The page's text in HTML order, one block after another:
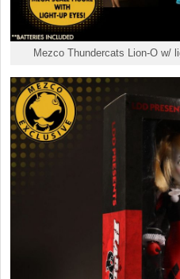
Mezco Thundercats Lion-O w/